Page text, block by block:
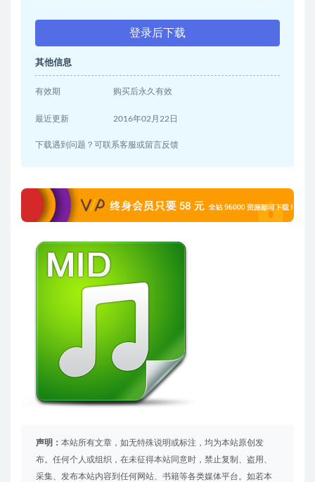
登录后下载
其他信息
有效期 购买后永久有效
最近更新 2016年02月22日
下载遇到问题？可联系客服或留言反馈
声明： 本站所有文章，如无特殊说明或标注，均为本站原创发
布。任何个人或组织，在未征得本站同意时，禁止复制、盗用、
采集、发布本站内容到任何网站、书籍等各类媒体平台。如若本